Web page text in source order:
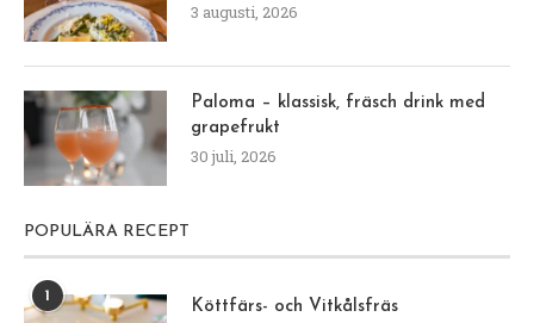
3 augusti, 2026
Paloma – klassisk, fräsch drink med
grapefrukt
30 juli, 2026
POPULÄRA RECEPT
1
Köttfärs- och Vitkålsfräs